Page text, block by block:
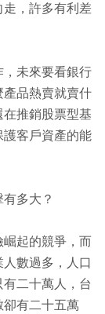
，許多有利差
未來要看銀行
品熱賣就賣什
推銷股票型基
客戶資產的能
多大？
起的競爭，而
數過多，人口
二十萬人，台
有二十五萬